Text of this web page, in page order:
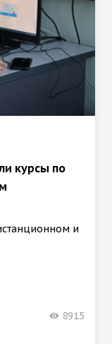
курсы по
и
8915